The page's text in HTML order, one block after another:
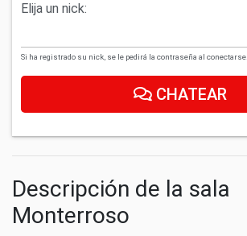
Elija un nick:
Si ha registrado su nick, se le pedirá la contraseña al conectarse.
CHATEAR
Descripción de la sala
Monterroso